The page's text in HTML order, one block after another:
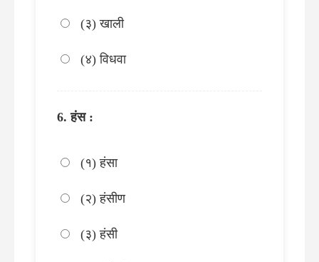
(३) खाली
(४) विधवा
हंस :
(१) हंसा
(२) हंसीण
(३) हंसी